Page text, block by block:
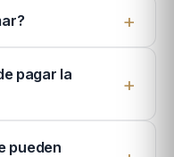
pagar la
pueden